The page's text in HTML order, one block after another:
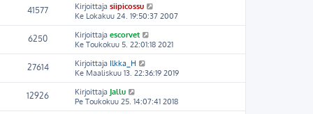
41577 Kirjoittaja siipicossu
Ke Lokakuu 24. 19:50:37 2007
6250 Kirjoittaja escorvet
Ke Toukokuu 5. 22:01:18 2021
27614 Kirjoittaja Ilkka_H
Ke Maaliskuu 13. 22:36:19 2019
12926 Kirjoittaja Jallu
Pe Toukokuu 25. 14:07:41 2018